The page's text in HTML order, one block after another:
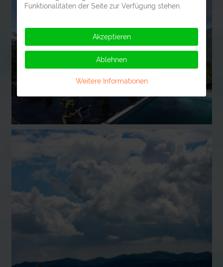
Funktionalitäten der Seite zur Verfügung stehen.
Akzeptieren
Ablehnen
Weitere Informationen